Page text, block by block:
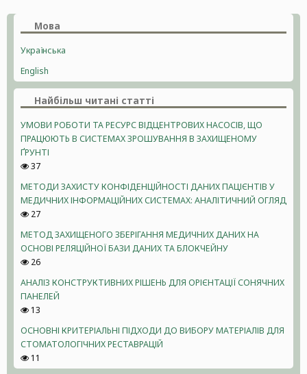
Мова
Українська
English
Найбільш читані статті
УМОВИ РОБОТИ ТА РЕСУРС ВІДЦЕНТРОВИХ НАСОСІВ, ЩО
ПРАЦЮЮТЬ В СИСТЕМАХ ЗРОШУВАННЯ В ЗАХИЩЕНОМУ
ҐРУНТІ
37
МЕТОДИ ЗАХИСТУ КОНФІДЕНЦІЙНОСТІ ДАНИХ ПАЦІЄНТІВ У
МЕДИЧНИХ ІНФОРМАЦІЙНИХ СИСТЕМАХ: АНАЛІТИЧНИЙ ОГЛЯД
27
МЕТОД ЗАХИЩЕНОГО ЗБЕРІГАННЯ МЕДИЧНИХ ДАНИХ НА
ОСНОВІ РЕЛЯЦІЙНОЇ БАЗИ ДАНИХ ТА БЛОКЧЕЙНУ
26
АНАЛІЗ КОНСТРУКТИВНИХ РІШЕНЬ ДЛЯ ОРІЄНТАЦІЇ СОНЯЧНИХ
ПАНЕЛЕЙ
13
ОСНОВНІ КРИТЕРІАЛЬНІ ПІДХОДИ ДО ВИБОРУ МАТЕРІАЛІВ ДЛЯ
СТОМАТОЛОГІЧНИХ РЕСТАВРАЦІЙ
11